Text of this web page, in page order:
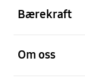
Bærekraft
Om oss